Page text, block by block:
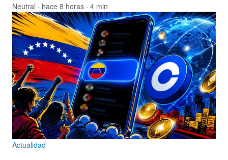
Neutral · hace 8 horas · 4 min
Actualidad